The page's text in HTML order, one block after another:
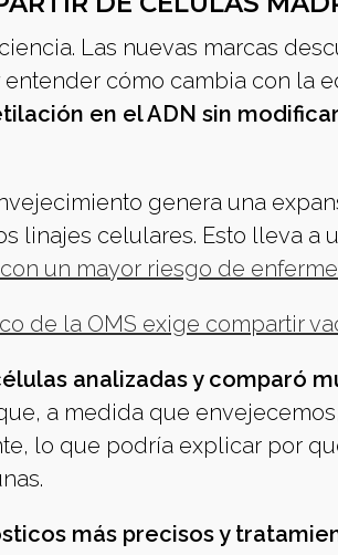
Las nuevas marcas
cómo cambia con la
en el ADN sin
genera una
linajes celulares. Esto lleva a
un mayor riesgo de
de la OMS exige compartir
analizadas y comparó
a medida que
lo que podría explicar por
más precisos y